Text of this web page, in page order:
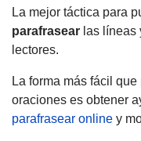
La mejor táctica para
parafrasear las líneas
lectores.
La forma más fácil
oraciones es obtener
parafrasear online y